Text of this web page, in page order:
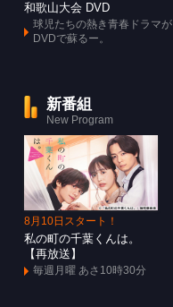
和歌山大会 DVD
球児たちの熱き青春ドラマが
DVDで蘇るー。
新番組
New Program
8月10日スタート！
私の町の千葉くんは。
【再放送】
毎週月曜 あさ10時30分